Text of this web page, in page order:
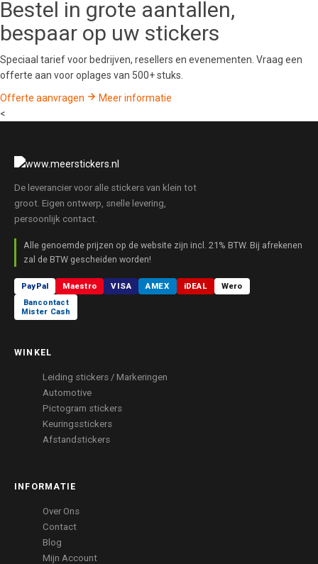
Bestel in grote aantallen,
bespaar op uw stickers
Speciaal tarief voor bedrijven, resellers en evenementen. Vraag een
offerte aan voor oplages van 500+ stuks.
Offerte aanvragen
Meer informatie
<
De leverancier voor alle stickers van klein tot
groot. Eigen ontwerp, snelle levering,
persoonlijk contact.
Alle genoemde prijzen op de website zijn incl. 21% BTW. Bij afrekenen
zal de BTW gescheiden worden!
PayPal Maestro VISA AMEX iDEAL Wero
Bancontact
Mister Cash
WINKEL
Leiding stickers / Markeringen
Automotive
Pictogram stickers
Keuringsstickers
Afstandstickers
INFORMATIE
Over Ons
Contact
Blog
Mijn Account